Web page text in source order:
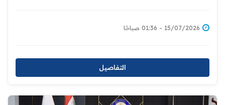
15/07/2026 - 01:36 صباحًا
التفاصيل